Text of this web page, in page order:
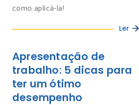
como aplicá-la!
Ler
Apresentação de
trabalho: 5 dicas para
ter um ótimo
desempenho